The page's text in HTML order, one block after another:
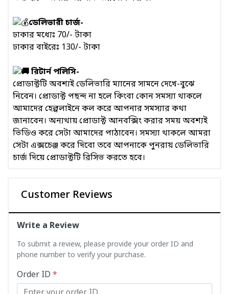
ডেলিভারী চার্জ-
ঢাকার মধ্যেঃ 70/- টাকা
ঢাকার বাইরেঃ 130/- টাকা
রিটার্ন পলিসি-
প্রোডাক্টটি অবশ্যই ডেলিভারি ম্যানের সামনে দেখে-বুঝে
নিবেন। প্রোডাক্ট পছন্দ না হলে কিংবা কোন সমস্যা থাকলে
আমাদের হেল্পলাইনে কল করে আপনার সমস্যার কথা
জানাবেন। অন্যথায় প্রোডাক্ট আনবক্সিং করার সময় অবশ্যই
ভিডিও করে সেটা আমাদের পাঠাবেন। সমস্যা থাকলে আমরা
সেটা এক্সচেঞ্জ করে দিবো তবে আপনাকে পুনরায় ডেলিভারি
চার্জ দিয়ে প্রোডাক্টটি রিসিভ করতে হবে।
Customer Reviews
Write a Review
To submit a review, please provide your order ID and
phone number to verify your purchase.
Order ID *